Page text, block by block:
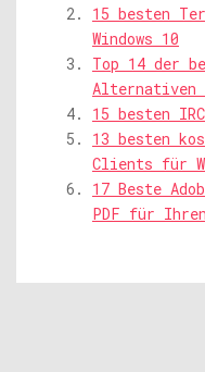
15 besten
Windows 10
Top 14 der
Alternativen
15 besten
13 besten
Clients für
17 Beste
PDF für